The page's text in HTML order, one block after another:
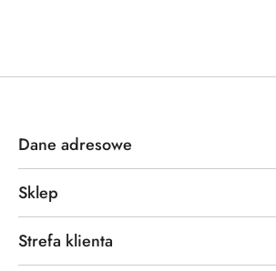
Dane adresowe
Sklep
Strefa klienta